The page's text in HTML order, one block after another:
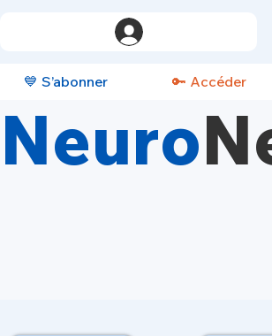
💙 S’abonner 🔑 Accéder
Neuro